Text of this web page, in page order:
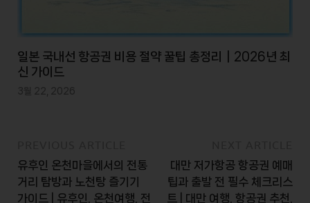
일본 국내선 항공권 비용 절약 꿀팁 총정리｜2026년 최
신 가이드
3월 22, 2026
유후인 온천마을에서의 전통
거리 탐방과 노천탕 즐기기
가이드 | 유후인, 온천여행, 전
대만 저가항공 항공권 예매
팁과 출발 전 필수 체크리스
트 | 대만 여행, 항공권 추천,